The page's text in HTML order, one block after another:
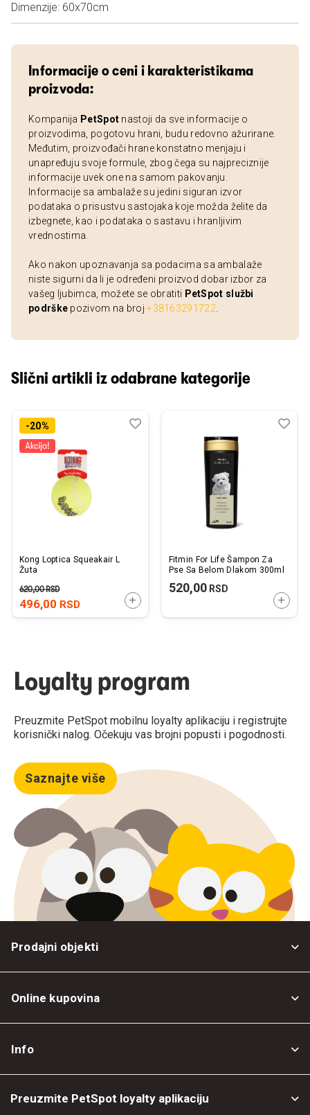
Dimenzije: 60x70cm
Informacije o ceni i karakteristikama
proizvoda:
Kompanija PetSpot nastoji da sve informacije o
proizvodima, pogotovu hrani, budu redovno ažurirane.
Međutim, proizvođači hrane konstatno menjaju i
unapređuju svoje formule, zbog čega su najpreciznije
informacije uvek one na samom pakovanju.
Informacije sa ambalaže su jedini siguran izvor
podataka o prisustvu sastojaka koje možda želite da
izbegnete, kao i podataka o sastavu i hranljivim
vrednostima.
Ako nakon upoznavanja sa podacima sa ambalaže
niste sigurni da li je određeni proizvod dobar izbor za
vašeg ljubimca, možete se obratiti PetSpot službi
podrške pozivom na broj+38163291722
Slični artikli iz odabrane kategorije
-20%
Kong Loptica Squeakair L
Žuta
496,00 RSD
620,00RSD
DODAJTE U KORPU
Dodaj
Uporedi
Fitmin For Life Šampon Za
Pse Sa Belom Dlakom 300ml
520,00RSD
Loyalty program
Preuzmite PetSpot mobilnu loyalty aplikaciju i registrujte
korisnički nalog. Očekuju vas brojni popusti i pogodnosti.
Saznajte više
Prodajni objekti
Online kupovina
Info
Preuzmite PetSpot loyalty aplikaciju